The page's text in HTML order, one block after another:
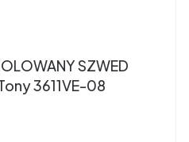
SZWED
3611VE-08